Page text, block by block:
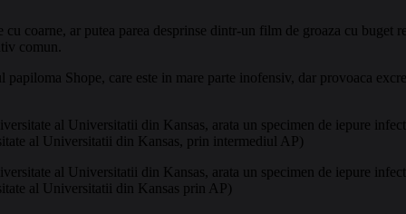
coarne, ar putea parea desprinse dintr-un film de groaza cu
comun.
Shope, care este in mare parte inofensiv, dar provoaca
al Universitatii din Kansas, arata un specimen de iepure
al Universitatii din Kansas, prin intermediul AP)
al Universitatii din Kansas, arata un specimen de iepure
al Universitatii din Kansas prin AP)